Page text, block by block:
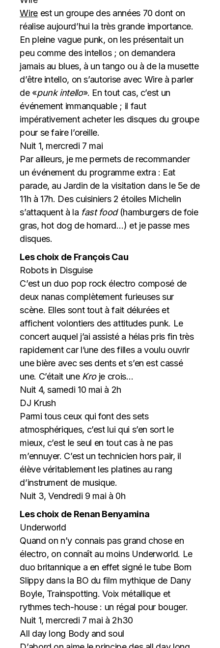
Wireest un groupe des années 70 dont on
réalise aujourd’hui la très grande importance.
En pleine vague punk, on les présentait un
peu comme des intellos ; on demandera
jamais au blues, à un tango ou à de la musette
d’être intello, on s’autorise avec Wire à parler
de «punk intello». En tout cas, c’est un
événement immanquable ; il faut
impérativement acheter les disques du groupe
pour se faire l’oreille.
Nuit 1, mercredi 7 mai
Par ailleurs, je me permets de recommander
un événement du programme extra : Eat
parade, au Jardin de la visitation dans le 5e de
11h à 17h. Des cuisiniers 2 étoiles Michelin
s’attaquent à la fast food(hamburgers de foie
gras, hot dog de homard…) et je passe mes
disques.
Les choix de François Cau
Robots in Disguise
C’est un duo pop rock électro composé de
deux nanas complètement furieuses sur
scène. Elles sont tout à fait délurées et
affichent volontiers des attitudes punk. Le
concert auquel j’ai assisté a hélas pris fin très
rapidement car l’une des filles a voulu ouvrir
une bière avec ses dents et s’en est cassé
une. C’était une Kroje crois…
Nuit 4, samedi 10 mai à 2h
DJ Krush
Parmi tous ceux qui font des sets
atmosphériques, c’est lui qui s’en sort le
mieux, c’est le seul en tout cas à ne pas
m’ennuyer. C’est un technicien hors pair, il
élève véritablement les platines au rang
d’instrument de musique.
Nuit 3, Vendredi 9 mai à 0h
Les choix de Renan Benyamina
Underworld
Quand on n’y connais pas grand chose en
électro, on connaît au moins Underworld. Le
duo britannique a en effet signé le tube Born
Slippy dans la BO du film mythique de Dany
Boyle, Trainspotting. Voix métallique et
rythmes tech-house : un régal pour bouger.
Nuit 1, mercredi 7 mai à 2h30
All day long Body and soul